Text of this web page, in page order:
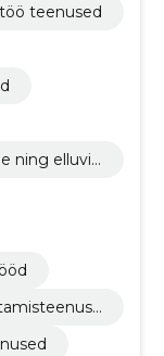
teenused
ning elluvii